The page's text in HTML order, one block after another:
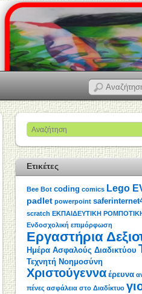
Ετικέτες
Bee Bot coding comics Lego
padlet powerpoint
scratch ΕΚΠΑΙΔΕΥΤΙΚΗ
Ενδοσχολική επιμόρφωση
Εργαστήρια
Ημέρα Ασφαλούς Διαδικτύου
Τεχνητή Νοημοσύνη
Χριστούγεννα έρευνα
πένες ασφάλεια στο Διαδίκτυο